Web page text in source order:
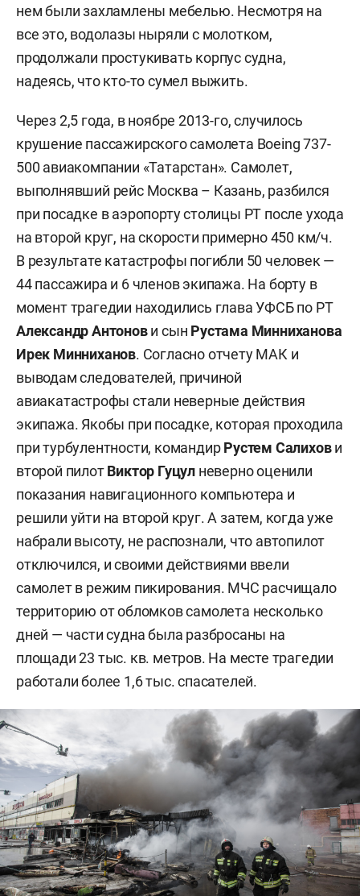
нем были захламлены мебелью. Несмотря на
все это, водолазы ныряли с молотком,
продолжали простукивать корпус судна,
надеясь, что кто-то сумел выжить.
Через 2,5 года, в ноябре 2013-го, случилось
крушение пассажирского самолета Boeing 737-
500 авиакомпании «Татарстан». Самолет,
выполнявший рейс Москва – Казань, разбился
при посадке в аэропорту столицы РТ после ухода
на второй круг, на скорости примерно 450 км/ч.
В результате катастрофы погибли 50 человек —
44 пассажира и 6 членов экипажа. На борту в
момент трагедии находились глава УФСБ по РТ
Александр Антонови сын Рустама Минниханова
Ирек Минниханов. Согласно отчету МАК и
выводам следователей, причиной
авиакатастрофы стали неверные действия
экипажа. Якобы при посадке, которая проходила
при турбулентности, командирРустем Салихови
второй пилотВиктор Гуцул неверно оценили
показания навигационного компьютера и
решили уйти на второй круг. А затем, когда уже
набрали высоту, не распознали, что автопилот
отключился, и своими действиями ввели
самолет в режим пикирования. МЧС расчищало
территорию от обломков самолета несколько
дней — части судна была разбросаны на
площади 23 тыс. кв. метров. На месте трагедии
работали более 1,6 тыс. спасателей.